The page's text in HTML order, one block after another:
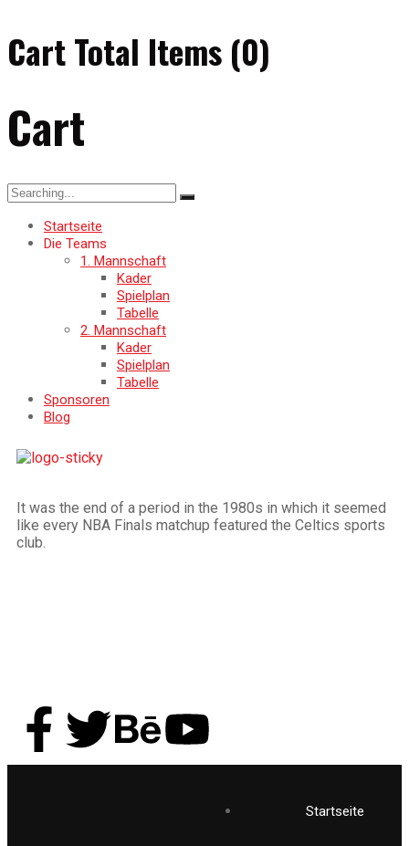
Cart Total Items (0)
Cart
Startseite
Die Teams
1. Mannschaft
Kader
Spielplan
Tabelle
2. Mannschaft
Kader
Spielplan
Tabelle
Sponsoren
Blog
It was the end of a period in the 1980s in which it seemed
like every NBA Finals matchup featured the Celtics sports
club.
Startseite